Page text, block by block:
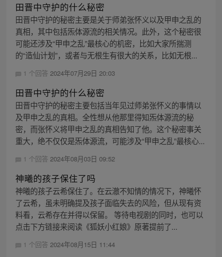
田晋中守护的什么秘密
田晋中守护的秘密主要是关于师弟张怀义以及甲申之乱的
真相，其中包括炁体源流的相关情况。此外，这个秘密很
可能还涉及“甲申之乱”最核心的机密，比如大家所揣测
的“造仙计划”，或者与无根生有很大的关系，比如无根...
1 个回答 2024年07月29日 20:03
田晋中守护的什么秘密
田晋中守护的秘密主要包括当年见过师弟张怀义的事情以
及甲申之乱的真相。全性想从他那里得知炁体源流的秘
密，而张怀义将甲申之乱的真相告知了他。这个秘密事关
重大，绝不仅仅是炁体源流，可能涉及“甲申之乱”最核心...
1 个回答 2024年08月03日 09:52
神曦的孩子保住了吗
神曦的孩子云希保住了。在云澈不知情的情况下，神曦怀
了云希，虽未明确提及孩子面临失去的风险，但从现有资
料看，云希存在并得以保留。 等待电视剧的同时，也可以
点击下方链接来阅读《狐妖小红娘》原著提前了...
1 个回答 2024年08月15日 11:44